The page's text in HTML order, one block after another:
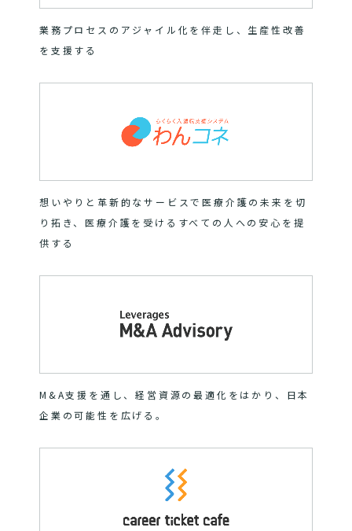
業務プロセスのアジャイル化を伴走し、生産性改善
を支援する
想いやりと革新的なサービスで医療介護の未来を切
り拓き、医療介護を受けるすべての人への安心を提
供する
M&A支援を通し、経営資源の最適化をはかり、日本
企業の可能性を広げる。